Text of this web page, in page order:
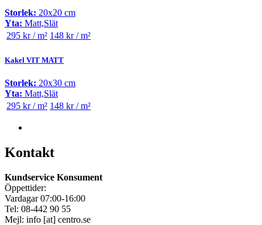
Storlek: 20x20 cm
Yta: Matt,Slät
295 kr / m² 148 kr / m²
Kakel VIT MATT
Storlek: 20x30 cm
Yta: Matt,Slät
295 kr / m² 148 kr / m²
Kontakt
Kundservice Konsument
Öppettider:
Vardagar 07:00-16:00
Tel: 08-442 90 55
Mejl: info [at] centro.se